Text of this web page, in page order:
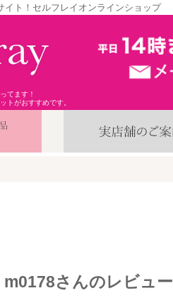
ト！セルフレイオンラインショップ
てます！
トがおすすめです。
m0178さんのレビュー